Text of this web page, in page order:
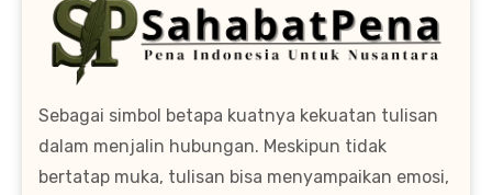
Sebagai simbol betapa kuatnya kekuatan tulisan
dalam menjalin hubungan. Meskipun tidak
bertatap muka, tulisan bisa menyampaikan emosi,